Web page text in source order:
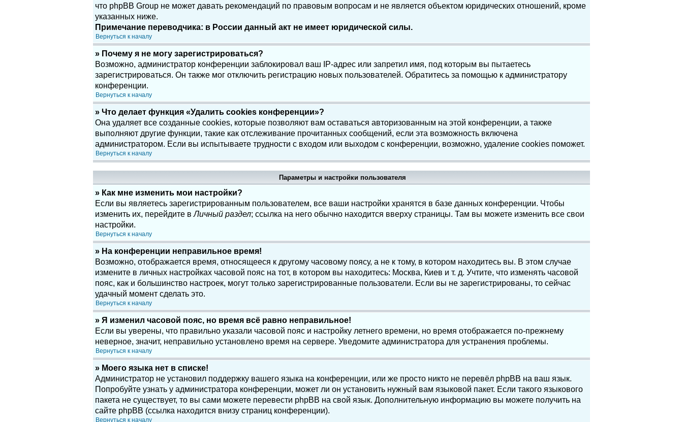
что phpBB Group не может давать рекомендаций по правовым вопросам и не является объектом юридических отношений, кроме
указанных ниже.
Примечание переводчика: в России данный акт не имеет юридической силы.
Вернуться к началу
» Почему я не могу зарегистрироваться?
Возможно, администратор конференции заблокировал ваш IP-адрес или запретил имя, под которым вы пытаетесь
зарегистрироваться. Он также мог отключить регистрацию новых пользователей. Обратитесь за помощью к администратору
конференции.
Вернуться к началу
» Что делает функция «Удалить cookies конференции»?
Она удаляет все созданные cookies, которые позволяют вам оставаться авторизованным на этой конференции, а также
выполняют другие функции, такие как отслеживание прочитанных сообщений, если эта возможность включена
администратором. Если вы испытываете трудности с входом или выходом с конференции, возможно, удаление cookies поможет.
Вернуться к началу
Параметры и настройки пользователя
» Как мне изменить мои настройки?
Если вы являетесь зарегистрированным пользователем, все ваши настройки хранятся в базе данных конференции. Чтобы
изменить их, перейдите вЛичный раздел; ссылка на него обычно находится вверху страницы. Там вы можете изменить все свои
настройки.
Вернуться к началу
» На конференции неправильное время!
Возможно, отображается время, относящееся к другому часовому поясу, а не к тому, в котором находитесь вы. В этом случае
измените в личных настройках часовой пояс на тот, в котором вы находитесь: Москва, Киев и т. д. Учтите, что изменять часовой
пояс, как и большинство настроек, могут только зарегистрированные пользователи. Если вы не зарегистрированы, то сейчас
удачный момент сделать это.
Вернуться к началу
» Я изменил часовой пояс, но время всё равно неправильное!
Если вы уверены, что правильно указали часовой пояс и настройку летнего времени, но время отображается по-прежнему
неверное, значит, неправильно установлено время на сервере. Уведомите администратора для устранения проблемы.
Вернуться к началу
» Моего языка нет в списке!
Администратор не установил поддержку вашего языка на конференции, или же просто никто не перевёл phpBB на ваш язык.
Попробуйте узнать у администратора конференции, может ли он установить нужный вам языковой пакет. Если такого языкового
пакета не существует, то вы сами можете перевести phpBB на свой язык. Дополнительную информацию вы можете получить на
сайте phpBB (ссылка находится внизу страниц конференции).
Вернуться к началу